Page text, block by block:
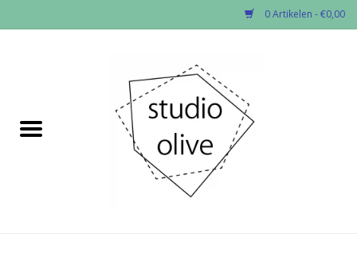
0 Artikelen - €0,00
✂︎Nieuw